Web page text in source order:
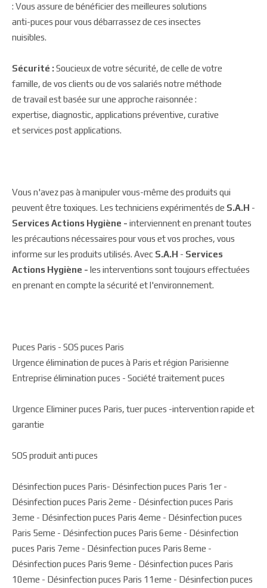
: Vous assure de bénéficier des meilleures solutions
anti-puces pour vous débarrassez de ces insectes
nuisibles.
Sécurité :Soucieux de votre sécurité, de celle de votre
famille, de vos clients ou de vos salariés notre méthode
de travail est basée sur une approche raisonnée :
expertise, diagnostic, applications préventive, curative
et services post applications.
Vous n'avez pas à manipuler vous-même des produits qui
peuvent être toxiques. Les techniciens expérimentés de S.A.H -
Services Actions Hygiène - interviennent en prenant toutes
les précautions nécessaires pour vous et vos proches, vous
informe sur les produits utilisés. Avec S.A.H - Services
Actions Hygiène - les interventions sont toujours effectuées
en prenant en compte la sécurité et l'environnement.
Puces Paris - SOS puces Paris
Urgence élimination de puces à Paris et région Parisienne
Entreprise élimination puces - Société traitement puces
Urgence Eliminer puces Paris, tuer puces -intervention rapide et
garantie
SOS produit anti puces
Désinfection puces Paris- Désinfection puces Paris 1er -
Désinfection puces Paris 2eme - Désinfection puces Paris
3eme - Désinfection puces Paris 4eme - Désinfection puces
Paris 5eme - Désinfection puces Paris 6eme - Désinfection
puces Paris 7eme - Désinfection puces Paris 8eme -
Désinfection puces Paris 9eme - Désinfection puces Paris
10eme - Désinfection puces Paris 11eme - Désinfection puces